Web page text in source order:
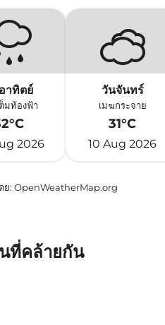
าทิตย์
มท้องฟ้า
2026
วันจันทร์
เมฆกระจาย
31°C
10 Aug 2026
ย: OpenWeatherMap.org
ที่คล้ายกัน